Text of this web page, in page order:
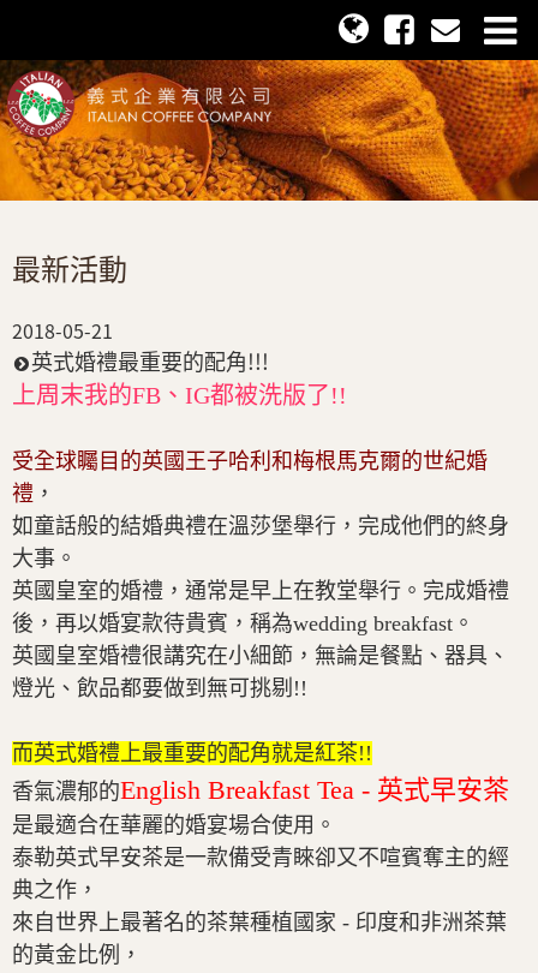
最新活動
2018-05-21
英式婚禮最重要的配角!!!
上周末我的FB、IG都被洗版了!!
受全球矚目的英國王子哈利和梅根馬克爾的世紀婚
禮 ，
如童話般的結婚典禮在溫莎堡舉行，完成他們的終身
大事。
英國皇室的婚禮，通常是早上在教堂舉行。完成婚禮
後，再以婚宴款待貴賓，稱為wedding breakfast。
英國皇室婚禮很講究在小細節，無論是餐點、器具、
燈光、飲品都要做到無可挑剔!!
而英式婚禮上最重要的配角就是紅茶!!
香氣濃郁的English Breakfast Tea - 英式早安茶
是最適合在華麗的婚宴場合使用。
泰勒英式早安茶是一款備受青睞卻又不喧賓奪主的經
典之作，
來自世界上最著名的茶葉種植國家 - 印度和非洲茶葉
的黃金比例，